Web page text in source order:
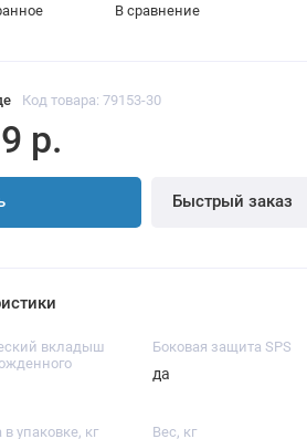
Код товара: 79153-30
р.
Быстрый заказ
В сравнение
вкладыш
Боковая защита SPS
да
в упаковке, кг Вес, кг